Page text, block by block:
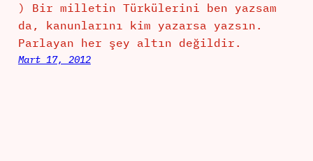
) Bir milletin Türkülerini ben yazsam
da, kanunlarını kim yazarsa yazsın.
Parlayan her şey altın değildir.
Mart 17, 2012